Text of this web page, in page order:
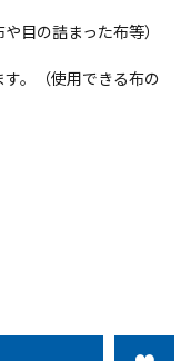
目の詰まった布等）
。（使用できる布の